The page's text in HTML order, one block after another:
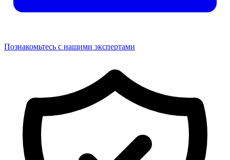
Познакомьтесь с нашими экспертами